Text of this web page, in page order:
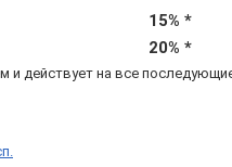
15% *
20% *
и действует на все